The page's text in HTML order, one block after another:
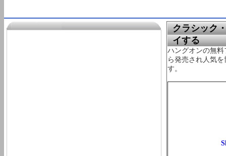
クラシック
イする
ハングオンの無
ら発売され人気
す。